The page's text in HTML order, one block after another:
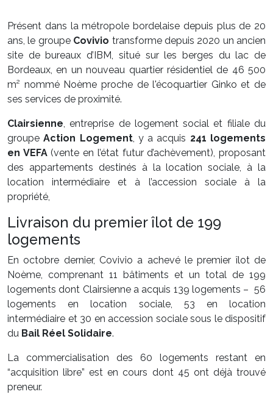
Présent dans la métropole bordelaise depuis plus de 20
ans, le groupe Covivio transforme depuis 2020 un ancien
site de bureaux d’IBM, situé sur les berges du lac de
Bordeaux, en un nouveau quartier résidentiel de 46 500
m² nommé Noème proche de l'écoquartier Ginko et de
ses services de proximité.
Clairsienne, entreprise de logement social et filiale du
groupeAction Logement, y a acquis 241 logements
en VEFA(vente en l’état futur d’achèvement), proposant
des appartements destinés à la location sociale, à la
location intermédiaire et à l’accession sociale à la
propriété,
Livraison du premier îlot de 199
logements
En octobre dernier, Covivio a achevé le premier îlot de
Noème, comprenant 11 bâtiments et un total de 199
logements dont Clairsienne a acquis 139 logements – 56
logements en location sociale, 53 en location
intermédiaire et 30 en accession sociale sous le dispositif
du Bail Réel Solidaire.
La commercialisation des 60 logements restant en
“acquisition libre” est en cours dont 45 ont déjà trouvé
preneur.